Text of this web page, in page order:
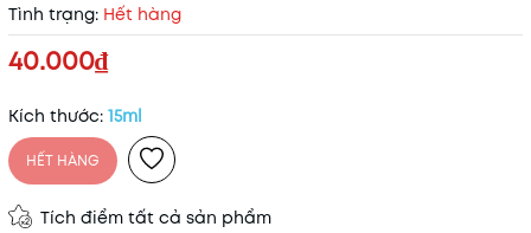
Tình trạng: Hết hàng
40.000₫
Kích thước: 15ml
HẾT HÀNG
Tích điểm tất cả sản phẩm